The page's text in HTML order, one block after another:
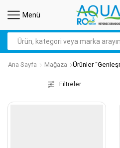
Menü
Ana Sayfa Mağaza Ürünler
Filtreler